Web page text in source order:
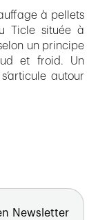
à pellets
Ticle située à
un principe
et froid. Un
autour
Newsletter